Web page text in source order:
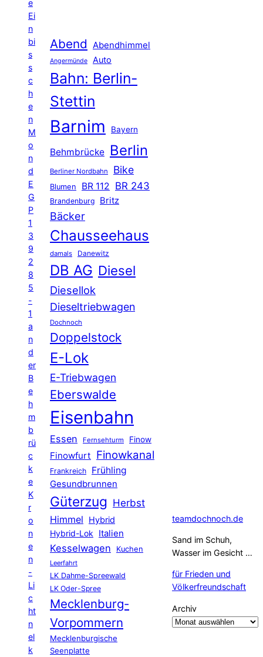
e
Ei
n
bi
s
s
c
h
e
n
M
o
n
d
E
G
P
1
3
9
2
8
5
-
1
a
n
d
er
B
e
h
m
b
rü
c
k
e
K
r
o
n
e
n
-
Li
c
ht
n
el
k
Abend Abendhimmel
Angermünde Auto
Bahn: Berlin-
Stettin
Barnim Bayern
Behmbrücke Berlin
Berliner Nordbahn Bike
Blumen BR 112 BR 243
Brandenburg Britz
Bäcker
Chausseehaus
damals Danewitz
DB AG Diesel
Diesellok
Dieseltriebwagen
Dochnoch
Doppelstock
E-Lok
E-Triebwagen
Eberswalde
Eisenbahn
Essen Fernsehturm Finow
Finowfurt Finowkanal
Frankreich Frühling
Gesundbrunnen
Güterzug Herbst
Himmel
Hybrid
Hybrid-Lok Italien
Kesselwagen Kuchen
Leerfahrt
LK Dahme-Spreewald
LK Oder-Spree
Mecklenburg-
Vorpommern
Mecklenburgische
Seenplatte
teamdochnoch.de
Sand im Schuh,
Wasser im Gesicht …
für Frieden und
Völkerfreundschaft
Archiv